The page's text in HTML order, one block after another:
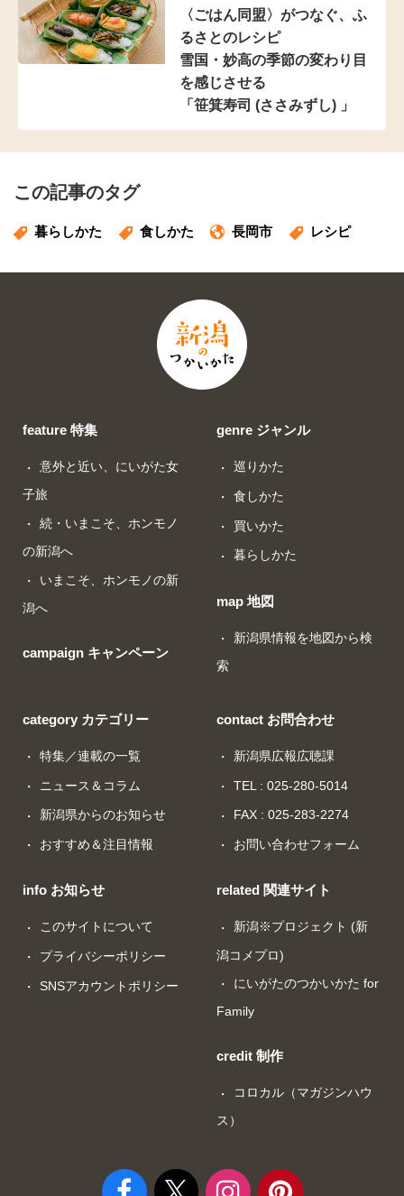
〈ごはん同盟〉がつなぐ、 ふ
るさとのレシピ
雪国・妙高の季節の変わり目
を感じさせる
「笹箕寿司 (ささみずし) 」
この記事のタグ
暮らしかた 食しかた 長岡市 レシピ
feature 特集
意外と近い、にいがた女
子旅
続・いまこそ、ホンモノ
の新潟へ
いまこそ、ホンモノの新
潟へ
campaign キャンペーン
genre ジャンル
巡りかた
食しかた
買いかた
暮らしかた
map 地図
新潟県情報を地図から検
索
category カテゴリー
特集／連載の一覧
ニュース＆コラム
新潟県からのお知らせ
おすすめ＆注目情報
info お知らせ
このサイトについて
プライバシーポリシー
SNSアカウントポリシー
contact お問合わせ
新潟県広報広聴課
TEL : 025-280-5014
FAX : 025-283-2274
お問い合わせフォーム
related 関連サイト
新潟※プロジェクト (新
潟コメプロ)
にいがたのつかいかた for
Family
credit 制作
コロカル（マガジンハウ
ス）